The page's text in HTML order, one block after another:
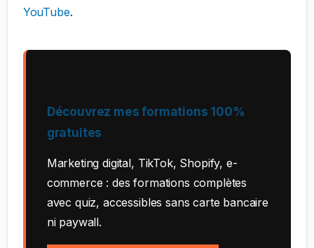
YouTube.
Découvrez mes formations 100%
gratuites
Marketing digital, TikTok, Shopify, e-
commerce : des formations complètes
avec quiz, accessibles sans carte bancaire
ni paywall.